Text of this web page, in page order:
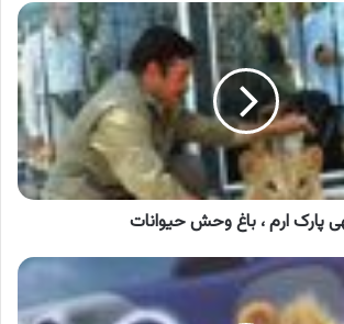
پارک ارم ، باغ وحش حیوانات